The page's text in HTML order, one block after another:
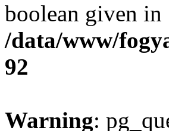
boolean given in
/data/www/
92
Warning: